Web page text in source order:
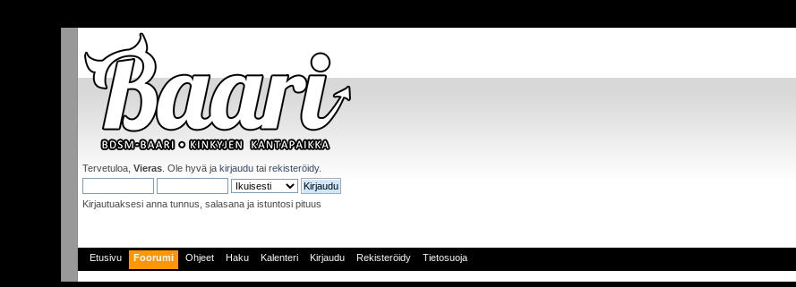
Tervetuloa,Vieras . Ole hyvä jakirjaudu tairekisteröidy.
Kirjautuaksesi anna tunnus, salasana ja istuntosi pituus
Etusivu Foorumi Ohjeet Haku Kalenteri Kirjaudu Rekisteröidy Tietosuoja